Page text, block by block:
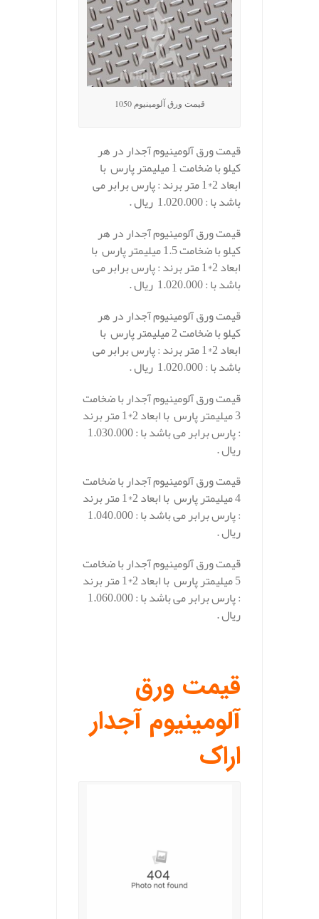
قیمت ورق آلومینیوم 1050
قیمت ورق آلومینیوم آجدار در هر
کیلو با ضخامت 1 میلیمتر پارس با
ابعاد 2*1 متر برند : پارس برابر می
باشد با : 1.020.000 ریال .
قیمت ورق آلومینیوم آجدار در هر
کیلو با ضخامت 1.5 میلیمتر پارس با
ابعاد 2*1 متر برند : پارس برابر می
باشد با : 1.020.000 ریال .
قیمت ورق آلومینیوم آجدار در هر
کیلو با ضخامت 2 میلیمتر پارس با
ابعاد 2*1 متر برند : پارس برابر می
باشد با : 1.020.000 ریال .
قیمت ورق آلومینیوم آجدار با ضخامت
3 میلیمتر پارس با ابعاد 2*1 متر برند
ریال .
قیمت ورق آلومینیوم آجدار با ضخامت
4 میلیمتر پارس با ابعاد 2*1 متر برند
ریال .
قیمت ورق آلومینیوم آجدار با ضخامت
5 میلیمتر پارس با ابعاد 2*1 متر برند
ریال .
قیمت ورق
آلومینیوم آجدار
اراک